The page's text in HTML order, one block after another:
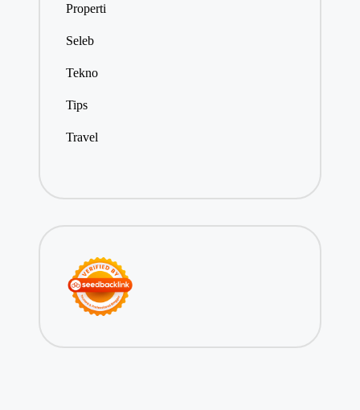
Properti
Seleb
Tekno
Tips
Travel